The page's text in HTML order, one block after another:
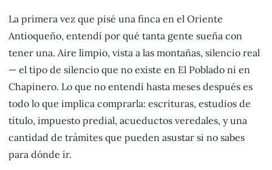
La primera vez que pisé una finca en el Oriente
Antioqueño, entendí por qué tanta gente sueña con
tener una. Aire limpio, vista a las montañas, silencio real
— el tipo de silencio que no existe en El Poblado ni en
Chapinero. Lo que no entendí hasta meses después es
todo lo que implica comprarla: escrituras, estudios de
título, impuesto predial, acueductos veredales, y una
cantidad de trámites que pueden asustar si no sabes
para dónde ir.